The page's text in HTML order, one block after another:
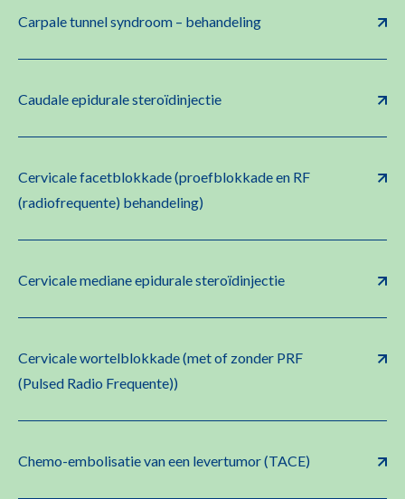
Carpale tunnel syndroom – behandeling
Caudale epidurale steroïdinjectie
Cervicale facetblokkade (proefblokkade en RF
(radiofrequente) behandeling)
Cervicale mediane epidurale steroïdinjectie
Cervicale wortelblokkade (met of zonder PRF
(Pulsed Radio Frequente))
Chemo-embolisatie van een levertumor (TACE)